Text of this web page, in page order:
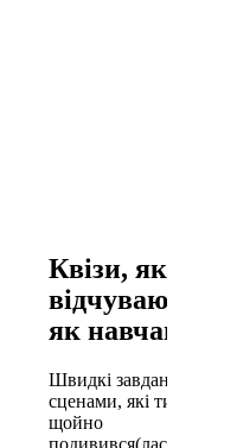
Квізи, які не
відчуваються
як навчання
Швидкі завдання за
сценами, які ти
щойно
подивився(лася).